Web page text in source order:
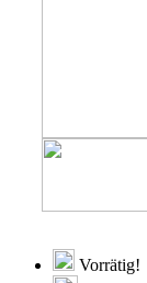
Vorrätig!